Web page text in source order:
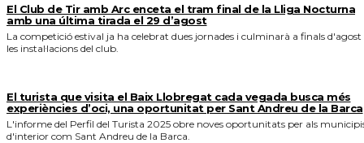
El Club de Tir amb Arc enceta el tram final de la Lliga Nocturna
amb una última tirada el 29 d’agost
La competició estival ja ha celebrat dues jornades i culminarà a finals d'agost
les instal·lacions del club.
El turista que visita el Baix Llobregat cada vegada busca més
experiències d’oci, una oportunitat per Sant Andreu de la Barca
L'informe del Perfil del Turista 2025 obre noves oportunitats per als
d'interior com Sant Andreu de la Barca.